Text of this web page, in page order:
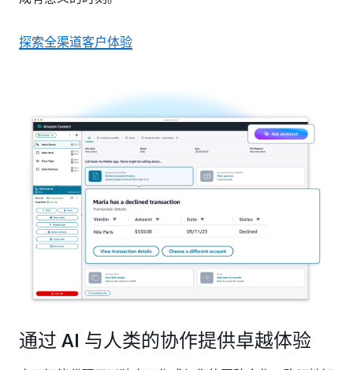
探索全渠道客户体验
通过 AI 与人类的协作提供卓越体验